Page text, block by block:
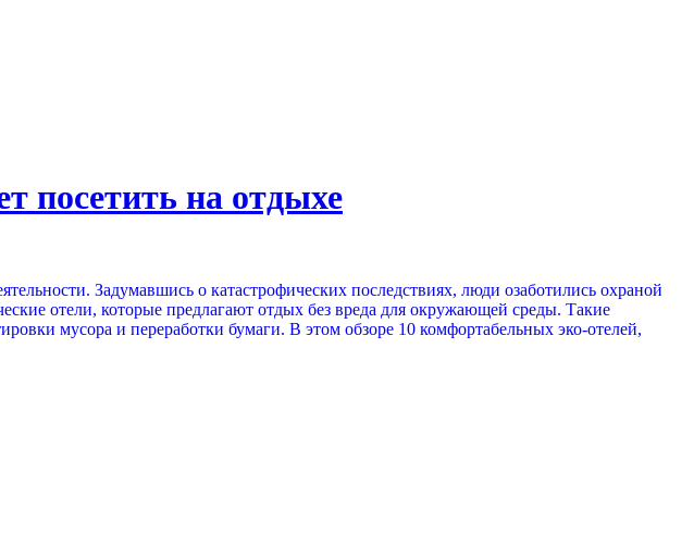
посетить на отдыхе
Задумавшись о катастрофических последствиях, люди озаботились охраной
отели, которые предлагают отдых без вреда для окружающей среды. Такие
мусора и переработки бумаги. В этом обзоре 10 комфортабельных эко-отелей,